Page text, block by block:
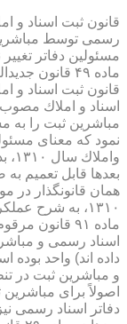
مسئولین دفاتر تغییر
مباشرین ثبت را به
بعدها قابل تعمیم
۱۳۱۰، به شرح
ماده ۹۱
اسناد رسمی و
داده اند) واحد
و مباشرین ثبت در
اصولاً برای
دفاتر اسناد رسمی